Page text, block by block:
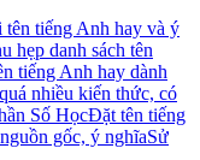
tên tiếng Anh hay và ý
hẹp danh sách tên
tiếng Anh hay dành
nhiều kiến thức, có
Số HọcĐặt tên tiếng
gốc, ý nghĩaSử